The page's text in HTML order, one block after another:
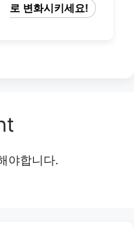
로 변화시키세요!
야합니다.